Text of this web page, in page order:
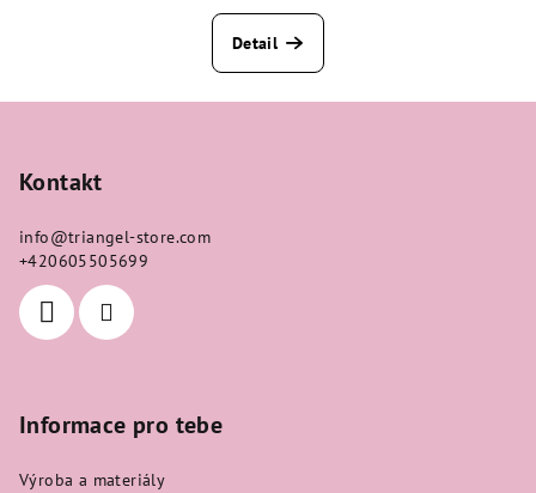
Detail
Kontakt
info@triangel-store.com
+420605505699
Informace pro tebe
Výroba a materiály